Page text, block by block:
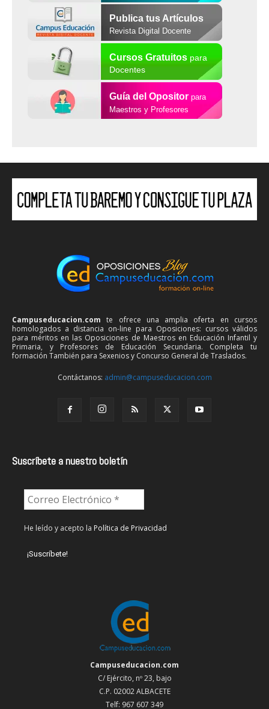
Publica tus Artículos
Revista Digital Docente
Cursos Gratuitospara
Docentes
Guía del Opositor para
Maestros y Profesores
Campuseducacion.com te ofrece una amplia oferta en cursos
homologados a distancia on-line para Oposiciones: cursos válidos
para méritos en las Oposiciones de Maestros en Educación Infantil y
Primaria, y Profesores de Educación Secundaria. Completa tu
formación También para Sexenios y Concurso General de Traslados.
Contáctanos: admin@campuseducacion.com
Suscríbete a nuestro boletín
He leído y acepto la Política de Privacidad
Campuseducacion.com
C/ Ejército, nº 23, bajo
C.P. 02002 ALBACETE
Telf: 967 607 349